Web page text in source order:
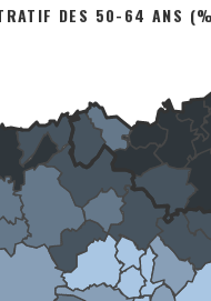
DES 50-64 ANS